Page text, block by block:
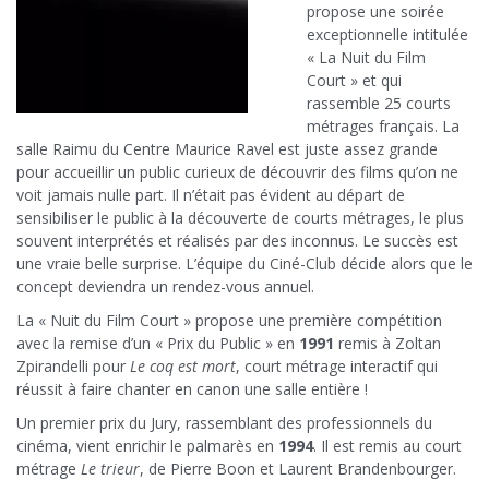
propose une soirée
exceptionnelle intitulée
« La Nuit du Film
Court » et qui
rassemble 25 courts
métrages français. La
salle Raimu du Centre Maurice Ravel est juste assez grande
pour accueillir un public curieux de découvrir des films qu’on ne
voit jamais nulle part. Il n’était pas évident au départ de
sensibiliser le public à la découverte de courts métrages, le plus
souvent interprétés et réalisés par des inconnus. Le succès est
une vraie belle surprise. L’équipe du Ciné-Club décide alors que le
concept deviendra un rendez-vous annuel.
La « Nuit du Film Court » propose une première compétition
avec la remise d’un « Prix du Public » en 1991 remis à Zoltan
Zpirandelli pour Le coq est mort, court métrage interactif qui
réussit à faire chanter en canon une salle entière !
Un premier prix du Jury, rassemblant des professionnels du
cinéma, vient enrichir le palmarès en 1994. Il est remis au court
métrage Le trieur, de Pierre Boon et Laurent Brandenbourger.